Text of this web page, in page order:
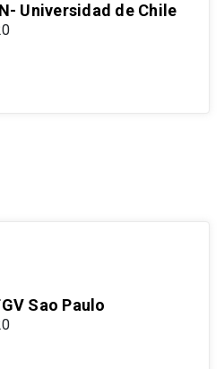
Universidad de Chile
Sao Paulo